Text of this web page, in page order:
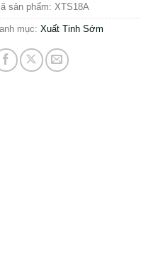
sản phẩm: XTS18A
mục: Xuất Tinh Sớm